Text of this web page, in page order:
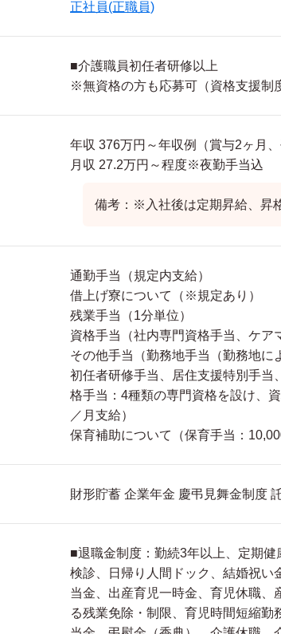
正社員(正職員)
■介護職員初任者研修以上
※無資格の方も応募可（資格支援制
年収 376万円～年収例（賞与2ヶ月
月収 27.2万円～程度※夜勤手当込
備考：※入社後は定期昇給、昇
通勤手当（規定内支給）
借上げ寮について（※規定あり）
残業手当（1分単位）
資格手当（社内専門資格手当、ケア
その他手当（勤務地手当（勤務地に
初任者研修手当、居住支援特別手
格手当：4種類の専門資格を設け、
／月支給）
保育補助について（保育手当：
財形貯蓄 企業年金 慶弔見舞金制度
■退職金制度：勤続3年以上、定期
検診、日帰り人間ドック、結婚祝い
当金、出産育児一時金、育児休職、
る残業免除・制限、育児時間短縮